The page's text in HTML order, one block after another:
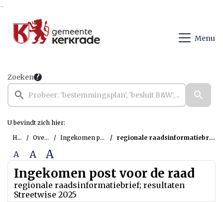
Menu
Zoeken
U bevindt zich hier:
Home
Overzichten Ingekomen post voor de raad regionale raadsinformatiebrief; resultaten Streetwise 2025
A A A
Ingekomen post voor de raad
regionale raadsinformatiebrief; resultaten
Streetwise 2025